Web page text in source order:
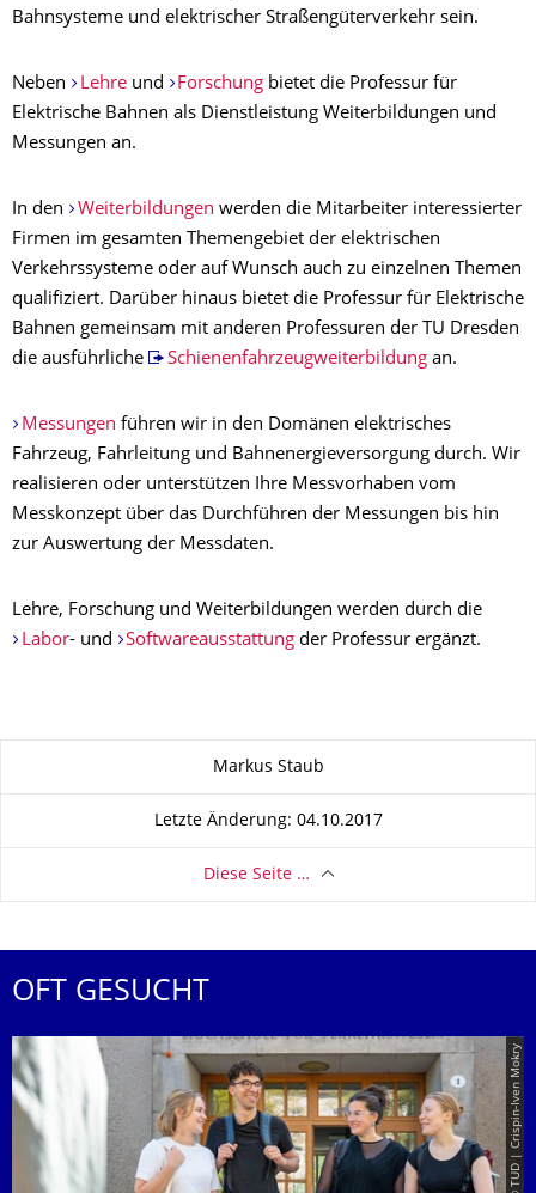
Bahnsysteme und elektrischer Straßengüterverkehr sein.
Neben Lehreund Forschung bietet die Professur für
Elektrische Bahnen als Dienstleistung Weiterbildungen und
Messungen an.
In den Weiterbildungen werden die Mitarbeiter interessierter
Firmen im gesamten Themengebiet der elektrischen
Verkehrssysteme oder auf Wunsch auch zu einzelnen Themen
qualifiziert. Darüber hinaus bietet die Professur für Elektrische
Bahnen gemeinsam mit anderen Professuren der TU Dresden
die ausführliche
Schienenfahrzeugweiterbildungan.
Messungen führen wir in den Domänen elektrisches
Fahrzeug, Fahrleitung und Bahnenergieversorgung durch. Wir
realisieren oder unterstützen Ihre Messvorhaben vom
Messkonzept über das Durchführen der Messungen bis hin
zur Auswertung der Messdaten.
Lehre, Forschung und Weiterbildungen werden durch die
Labor- und Softwareausstattung der Professur ergänzt.
Markus Staub
Letzte Änderung: 04.10.2017
Diese Seite …
OFT GESUCHT
© TUD | Crispin-Iven Mokry